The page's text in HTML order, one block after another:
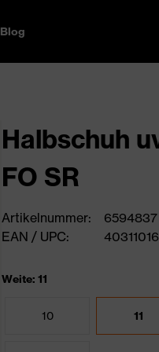
Blog
Halbschuh
FO SR
Artikelnummer:
6594837
EAN / UPC:
Weite: 11
10 11